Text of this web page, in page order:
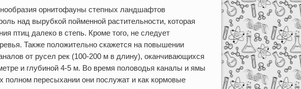
орнитофауны степных ландшафтов
над вырубкой пойменной растительности, которая
птиц далеко в степь. Кроме того, не следует
Также положительно скажется на повышении
от русел рек (100-200 м в длину), оканчивающихся
и глубиной 4-5 м. Во время половодья каналы и ямы
полном пересыхании они послужат и как кормовые